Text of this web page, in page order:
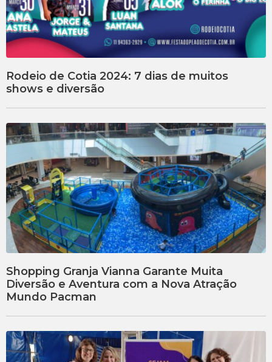
Rodeio de Cotia 2024: 7 dias de muitos
shows e diversão
Shopping Granja Vianna Garante Muita
Diversão e Aventura com a Nova Atração
Mundo Pacman